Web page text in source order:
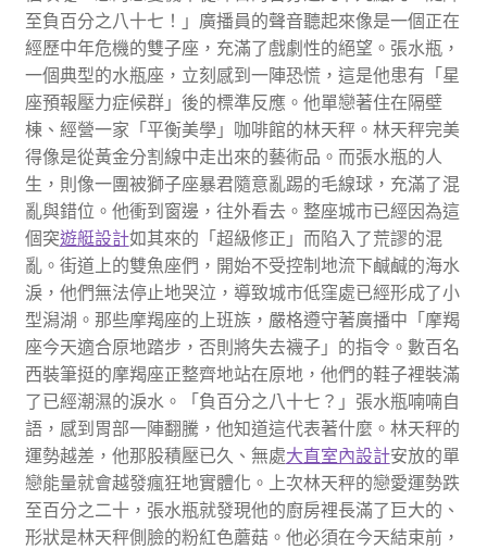
至負百分之八十七！」廣播員的聲音聽起來像是一個正在
經歷中年危機的雙子座，充滿了戲劇性的絕望。張水瓶，
一個典型的水瓶座，立刻感到一陣恐慌，這是他患有「星
座預報壓力症候群」後的標準反應。他單戀著住在隔壁
棟、經營一家「平衡美學」咖啡館的林天秤。林天秤完美
得像是從黃金分割線中走出來的藝術品。而張水瓶的人
生，則像一團被獅子座暴君隨意亂踢的毛線球，充滿了混
亂與錯位。他衝到窗邊，往外看去。整座城市已經因為這
個突遊艇設計如其來的「超級修正」而陷入了荒謬的混
亂。街道上的雙魚座們，開始不受控制地流下鹹鹹的海水
淚，他們無法停止地哭泣，導致城市低窪處已經形成了小
型潟湖。那些摩羯座的上班族，嚴格遵守著廣播中「摩羯
座今天適合原地踏步，否則將失去襪子」的指令。數百名
西裝筆挺的摩羯座正整齊地站在原地，他們的鞋子裡裝滿
了已經潮濕的淚水。「負百分之八十七？」張水瓶喃喃自
語，感到胃部一陣翻騰，他知道這代表著什麼。林天秤的
運勢越差，他那股積壓已久、無處大直室內設計安放的單
戀能量就會越發瘋狂地實體化。上次林天秤的戀愛運勢跌
至百分之二十，張水瓶就發現他的廚房裡長滿了巨大的、
形狀是林天秤側臉的粉紅色蘑菇。他必須在今天結束前，